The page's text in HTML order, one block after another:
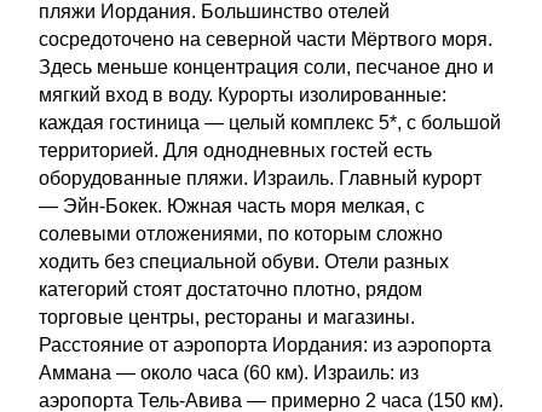
пляжи Иордания. Большинство отелей
сосредоточено на северной части Мёртвого моря.
Здесь меньше концентрация соли, песчаное дно и
мягкий вход в воду. Курорты изолированные:
каждая гостиница — целый комплекс 5*, с большой
территорией. Для однодневных гостей есть
оборудованные пляжи. Израиль. Главный курорт
— Эйн-Бокек. Южная часть моря мелкая, с
солевыми отложениями, по которым сложно
ходить без специальной обуви. Отели разных
категорий стоят достаточно плотно, рядом
торговые центры, рестораны и магазины.
Расстояние от аэропорта Иордания: из аэропорта
Аммана — около часа (60 км). Израиль: из
аэропорта Тель-Авива — примерно 2 часа (150 км).